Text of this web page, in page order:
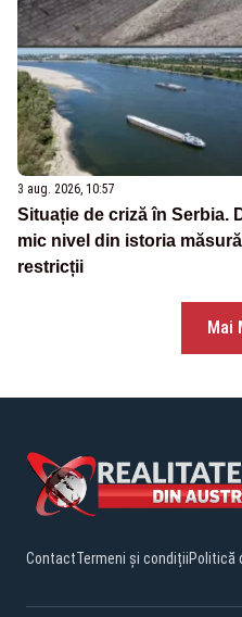
3 aug. 2026, 10:57
Situație de criză în Serbia.
mic nivel din istoria
restricții
Mai
ContactTermeni și condițiiPolitică